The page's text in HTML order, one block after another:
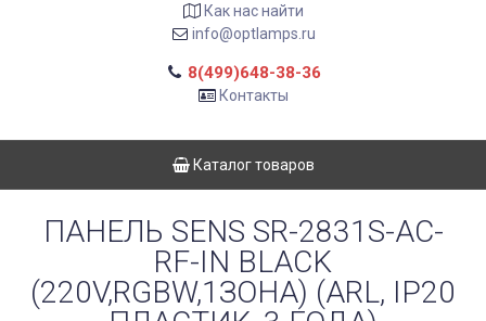
Как нас найти
info@optlamps.ru
8(499)648-38-36
Контакты
Каталог товаров
ПАНЕЛЬ SENS SR-2831S-AC-
RF-IN BLACK
(220V,RGBW,1ЗОНА) (ARL, IP20